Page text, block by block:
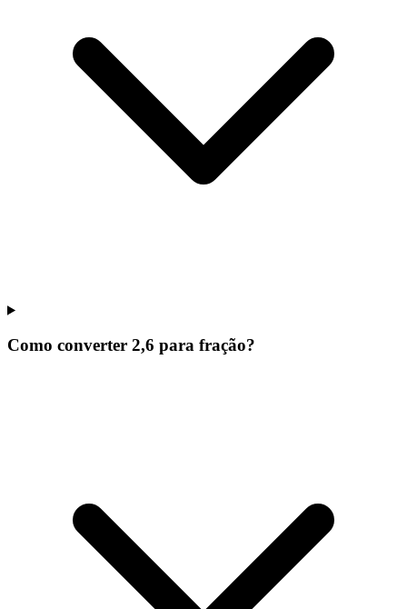
Como converter 2,6 para fração?